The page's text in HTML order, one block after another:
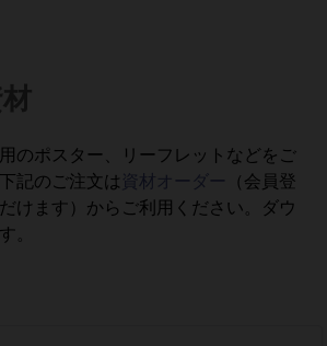
のポスター、リーフレットなどをご
記のご注文は資材オーダー （会員登
けます）からご利用ください。ダウ
。